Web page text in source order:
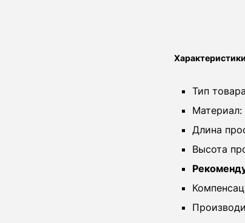
Тип
Материал:
Длина
Высота